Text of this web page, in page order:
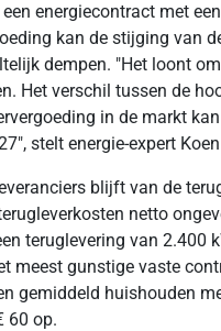
energiecontract met
kan de stijging van
dempen. "Het loont
Het verschil tussen de
in de markt
stelt energie-expert
blijft van de
netto
teruglevering van 2.400
meest gunstige vaste
gemiddeld huishouden
60 op.